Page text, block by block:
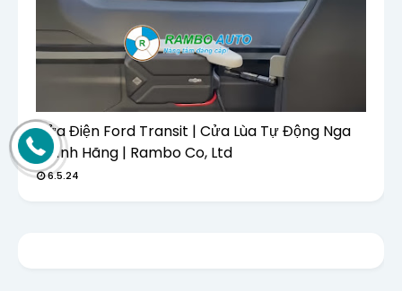
Cửa Điện Ford Transit | Cửa Lùa Tự Động Nga
Chính Hãng | Rambo Co, Ltd
6.5.24